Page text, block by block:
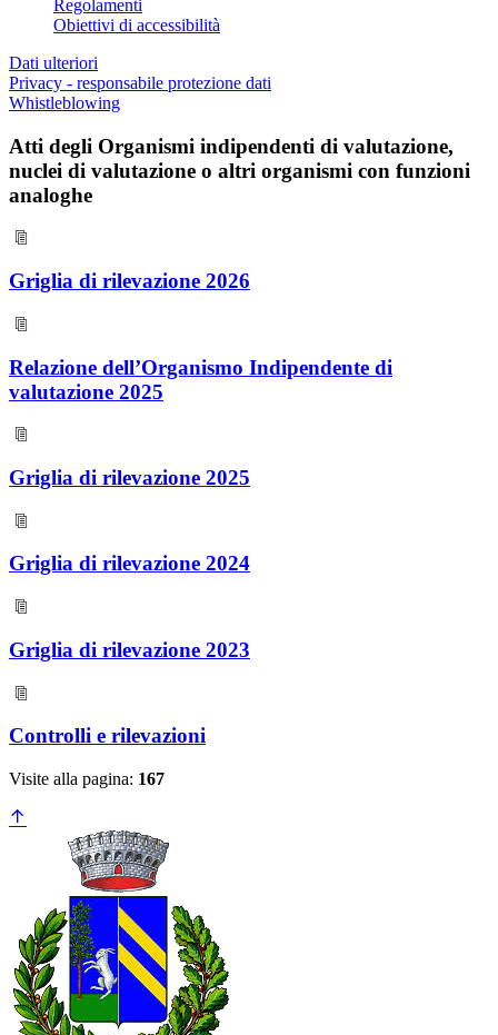
Regolamenti
Obiettivi di accessibilità
Dati ulteriori
Privacy - responsabile protezione dati
Whistleblowing
Atti degli Organismi indipendenti di valutazione,
nuclei di valutazione o altri organismi con funzioni
analoghe
Griglia di rilevazione 2026
Relazione dell’Organismo Indipendente di
valutazione 2025
Griglia di rilevazione 2025
Griglia di rilevazione 2024
Griglia di rilevazione 2023
Controlli e rilevazioni
Visite alla pagina: 167